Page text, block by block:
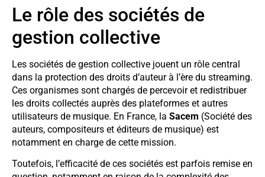
Le rôle des sociétés de
gestion collective
Les sociétés de gestion collective jouent un rôle central
dans la protection des droits d’auteur à l’ère du streaming.
Ces organismes sont chargés de percevoir et redistribuer
les droits collectés auprès des plateformes et autres
utilisateurs de musique. En France, la Sacem (Société des
auteurs, compositeurs et éditeurs de musique) est
notamment en charge de cette mission.
Toutefois, l’efficacité de ces sociétés est parfois remise en